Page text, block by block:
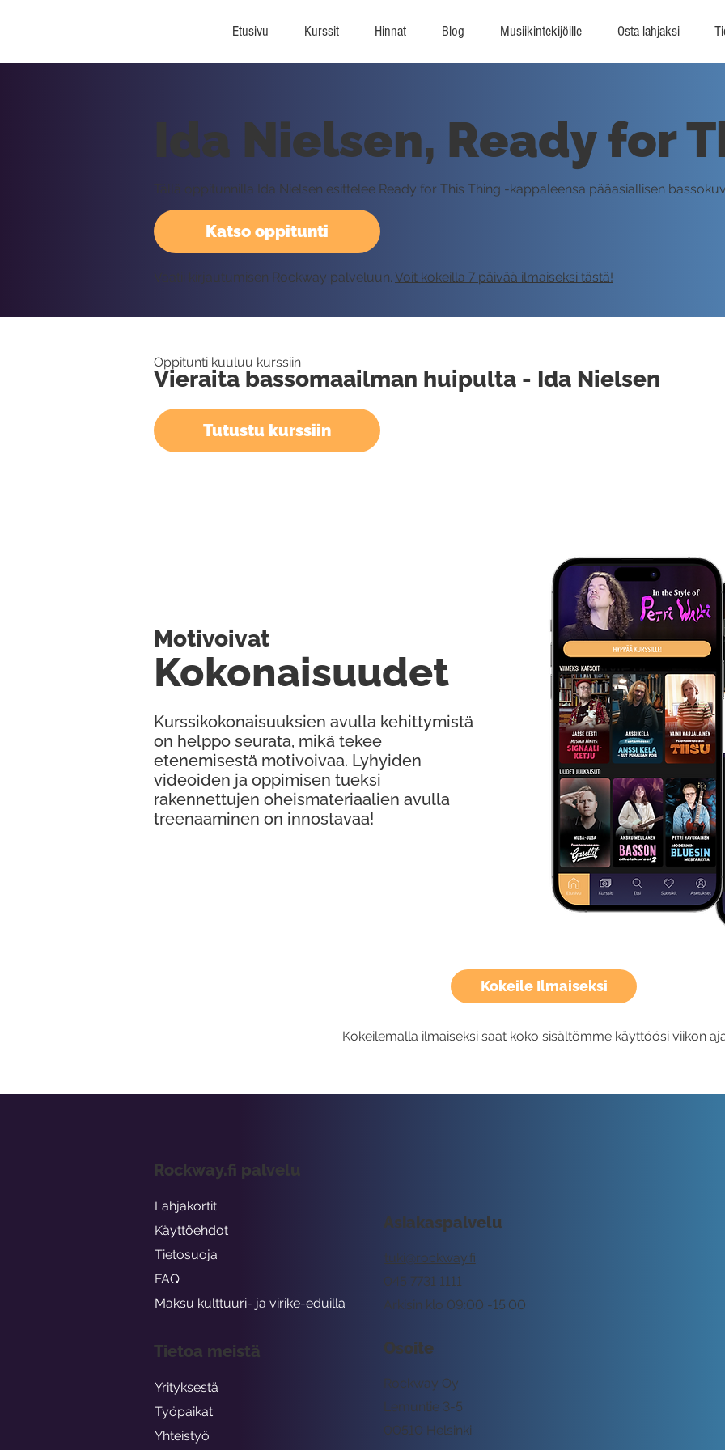
Etusivu Kurssit Hinnat Blog Musiikintekijöille Osta lahjaksi
Kokeile Ilmaiseksi
Kokeilemalla ilmaiseksi saat koko sisältömme käyttöösi viikon
Katso oppitunti
Ida Nielsen, Ready for
Tällä oppitunnilla Ida Nielsen esittelee Ready for This Thing -kappaleensa pääasiallisen
Vaatii kirjautumisen Rockway palveluun. Voit kokeilla 7 päivää ilmaiseksi tästä!
Oppitunti kuuluu kurssiin
Vieraita bassomaailman huipulta - Ida Nielsen
Tutustu kurssiin
Kurssikokonaisuuksien avulla kehittymistä
on helppo seurata, mikä tekee
etenemisestä motivoivaa. Lyhyiden
videoiden ja oppimisen tueksi
rakennettujen oheismateriaalien avulla
treenaaminen on innostavaa!
Kokonaisuudet
Motivoivat
Asiakaspalvelu
tuki@rockway.fi
Arkisin klo 09:00 -15:00
045 7731 1111
Osoite
Rockway Oy
Lemuntie 3-5
00510 Helsinki
Rockway.fi palvelu
Lahjakortit
Käyttöehdot
Tietosuoja
FAQ
Maksu kulttuuri- ja virike-eduilla
Tietoa meistä
Yrityksestä
Työpaikat
Yhteistyö